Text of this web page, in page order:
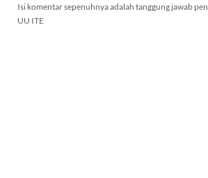
Isi komentar sepenuhnya adalah tanggung jawab
UU ITE